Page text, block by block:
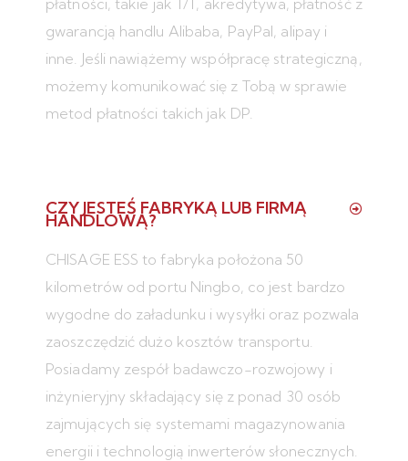
gwarancją handlu Alibaba, PayPal, alipay i
inne. Jeśli nawiążemy współpracę strategiczną,
możemy komunikować się z Tobą w sprawie
metod płatności takich jak DP.
CZY JESTEŚ FABRYKĄ LUB FIRMĄ
HANDLOWĄ?
CHISAGE ESS to fabryka położona 50
kilometrów od portu Ningbo, co jest bardzo
wygodne do załadunku i wysyłki oraz pozwala
zaoszczędzić dużo kosztów transportu.
Posiadamy zespół badawczo-rozwojowy i
inżynieryjny składający się z ponad 30 osób
zajmujących się systemami magazynowania
energii i technologią inwerterów słonecznych.